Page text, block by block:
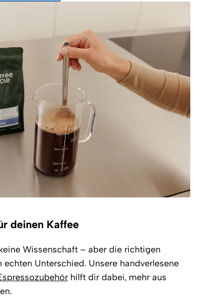
deinen Kaffee
Wissenschaft – aber die richtigen
echten Unterschied. Unsere handverlesene
hilft dir dabei, mehr aus